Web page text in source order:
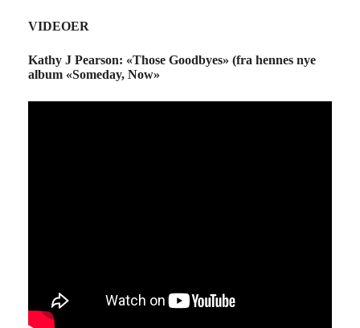
VIDEOER
Kathy J Pearson: «Those Goodbyes» (fra hennes nye
album «Someday, Now»